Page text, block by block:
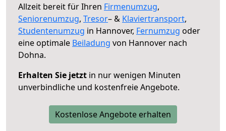
Allzeit bereit für Ihren Firmenumzug,
Seniorenumzug, Tresor– & Klaviertransport,
Studentenumzug in Hannover, Fernumzug oder
eine optimale Beiladung von Hannover nach
Dohna.
Erhalten Sie jetzt in nur wenigen Minuten
unverbindliche und kostenfreie Angebote.
Kostenlose Angebote erhalten